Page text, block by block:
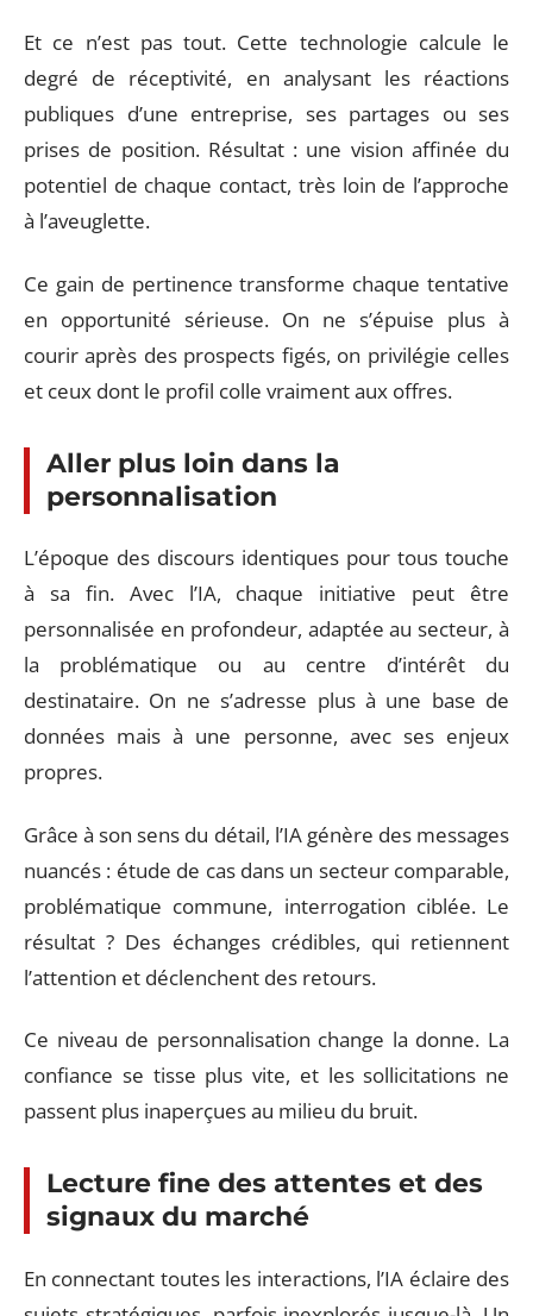
Et ce n’est pas tout. Cette technologie calcule le
degré de réceptivité, en analysant les réactions
publiques d’une entreprise, ses partages ou ses
prises de position. Résultat : une vision affinée du
potentiel de chaque contact, très loin de l’approche
à l’aveuglette.
Ce gain de pertinence transforme chaque tentative
en opportunité sérieuse. On ne s’épuise plus à
courir après des prospects figés, on privilégie celles
et ceux dont le profil colle vraiment aux offres.
Aller plus loin dans la
personnalisation
L’époque des discours identiques pour tous touche
à sa fin. Avec l’IA, chaque initiative peut être
personnalisée en profondeur, adaptée au secteur, à
la problématique ou au centre d’intérêt du
destinataire. On ne s’adresse plus à une base de
données mais à une personne, avec ses enjeux
propres.
Grâce à son sens du détail, l’IA génère des messages
nuancés : étude de cas dans un secteur comparable,
problématique commune, interrogation ciblée. Le
résultat ? Des échanges crédibles, qui retiennent
l’attention et déclenchent des retours.
Ce niveau de personnalisation change la donne. La
confiance se tisse plus vite, et les sollicitations ne
passent plus inaperçues au milieu du bruit.
Lecture fine des attentes et des
signaux du marché
En connectant toutes les interactions, l’IA éclaire des